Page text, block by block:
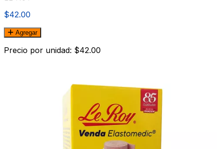
$42.00
Agregar
Precio por unidad: $42.00